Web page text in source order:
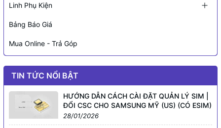
Linh Phụ Kiện
Bảng Báo Giá
Mua Online - Trả Góp
TIN TỨC NỔI BẬT
HƯỚNG DẪN CÁCH CÀI ĐẶT QUẢN LÝ SIM |
ĐỔI CSC CHO SAMSUNG MỸ (US) (CÓ ESIM)
28/01/2026